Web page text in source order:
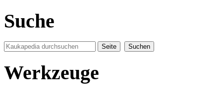
Suche
Werkzeuge